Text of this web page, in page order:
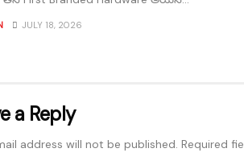
JULY 18, 2026
a Reply
address will not be published. Required